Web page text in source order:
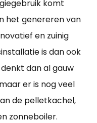
komt
het genereren van
en zuinig
is dan ook
dan al gauw
er is nog veel
de pelletkachel,
zonneboiler.